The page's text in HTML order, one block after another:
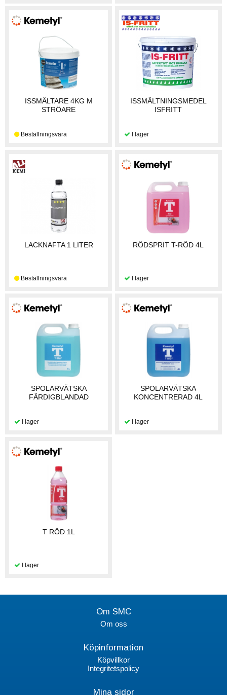
ISSMÄLTARE 4KG M
STRÖARE
ISSMÄLTNINGSMEDEL
ISFRITT
LACKNAFTA 1 LITER RÖDSPRIT T-RÖD 4L
SPOLARVÄTSKA
FÄRDIGBLANDAD
SPOLARVÄTSKA
KONCENTRERAD 4L
T RÖD 1L
Om SMC
Om oss
Köpinformation
Köpvillkor
Integritetspolicy
Mina sidor